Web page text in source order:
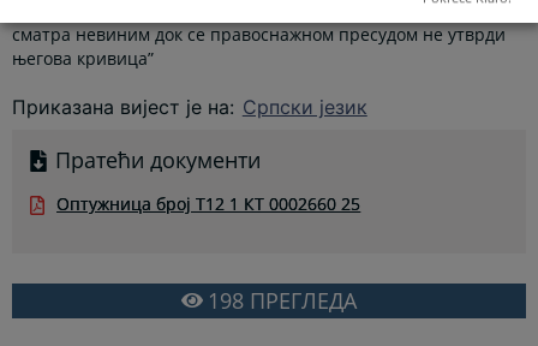
и не нарушава принцип пресумпције невиности. Свако се
сматра невиним док се правоснажном пресудом не утврди
његова кривица”
Приказана вијест је на: Српски језик
Пратећи документи
Оптужница број Т12 1 КТ 0002660 25
198 ПРЕГЛЕДА